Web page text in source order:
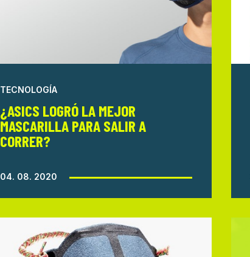
TECNOLOGÍA
¿ASICS LOGRÓ LA MEJOR
MASCARILLA PARA SALIR A
CORRER?
04. 08. 2020